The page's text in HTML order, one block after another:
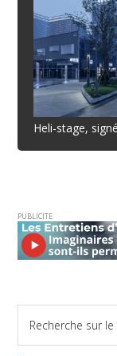
Heli-stage,
PUBLICITE